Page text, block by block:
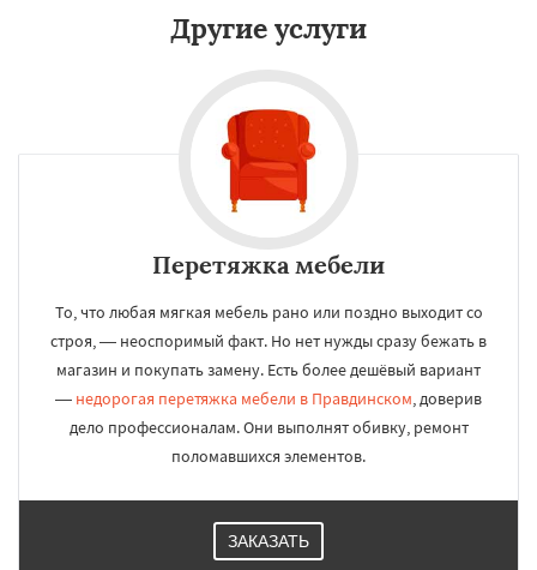
Другие услуги
Перетяжка мебели
То, что любая мягкая мебель рано или поздно выходит со
строя, — неоспоримый факт. Но нет нужды сразу бежать в
магазин и покупать замену. Есть более дешёвый вариант
— недорогая перетяжка мебели в Правдинском, доверив
дело профессионалам. Они выполнят обивку, ремонт
поломавшихся элементов.
ЗАКАЗАТЬ
УЗНАТЬ ПОДРОБНЕЕ